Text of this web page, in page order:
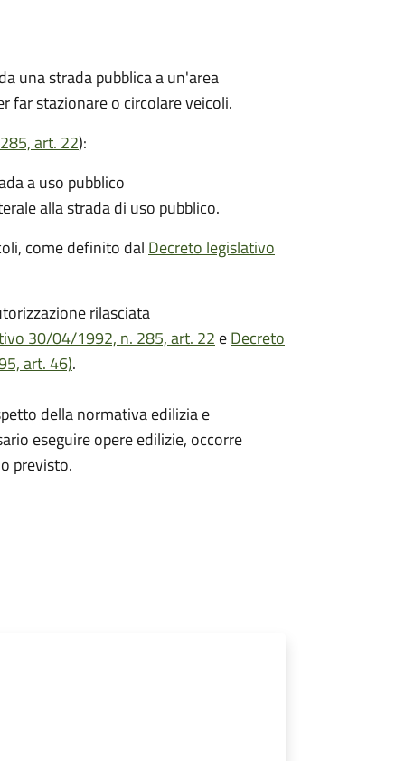
una strada pubblica a un'area
far stazionare o circolare veicoli.
art. 22):
a uso pubblico
alla strada di uso pubblico.
come definito dal Decreto legislativo
rilasciata
30/04/1992, n. 285, art. 22 eDecreto
art. 46).
della normativa edilizia e
eseguire opere edilizie, occorre
previsto.